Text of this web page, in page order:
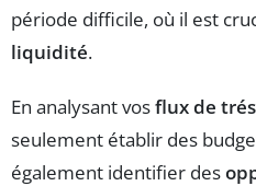
période difficile, où il est
liquidité.
En analysant vosflux de
seulement établir des
également identifier des